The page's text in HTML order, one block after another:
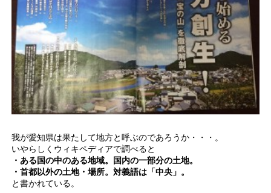
我が愛知県は果たして地方と呼ぶのであろうか・・・。
いやらしくウィキペディアで調べると
・ある国の中のある地域。国内の一部分の土地。
・首都以外の土地・場所。対義語は「中央」。
と書かれている。